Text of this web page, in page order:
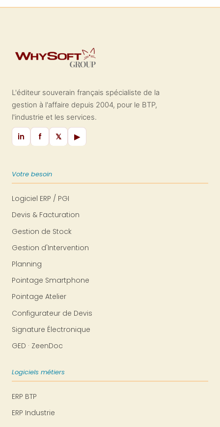
L'éditeur souverain français spécialiste de la
gestion à l'affaire depuis 2004, pour le BTP,
l'industrie et les services.
in f 𝕏 ▶
Votre besoin
Logiciel ERP / PGI
Devis & Facturation
Gestion de Stock
Gestion d'Intervention
Planning
Pointage Smartphone
Pointage Atelier
Configurateur de Devis
Signature Électronique
GED · ZeenDoc
Logiciels métiers
ERP BTP
ERP Industrie